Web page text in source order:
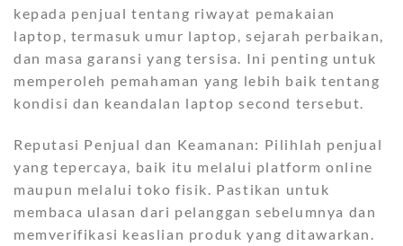
kepada penjual tentang riwayat pemakaian
laptop, termasuk umur laptop, sejarah perbaikan,
dan masa garansi yang tersisa. Ini penting untuk
memperoleh pemahaman yang lebih baik tentang
kondisi dan keandalan laptop second tersebut.
Reputasi Penjual dan Keamanan: Pilihlah penjual
yang tepercaya, baik itu melalui platform online
maupun melalui toko fisik. Pastikan untuk
membaca ulasan dari pelanggan sebelumnya dan
memverifikasi keaslian produk yang ditawarkan.